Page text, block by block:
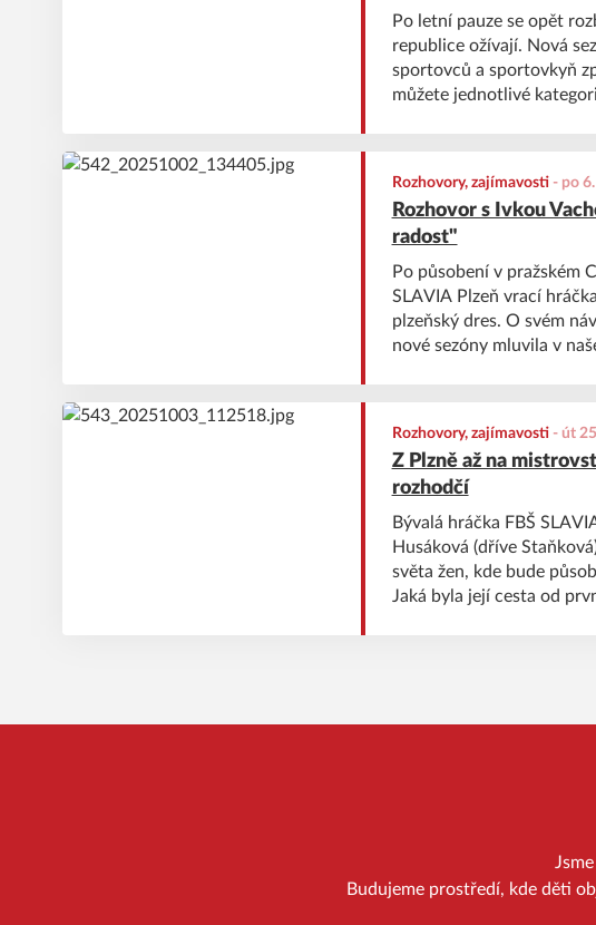
Po letní pauze se opět
republice ožívají. Nová
sportovců a sportovkyň
můžete jednotlivé
Rozhovory, zajímavosti - po
Rozhovor s Ivkou
radost"
Po působení v pražském
SLAVIA Plzeň vrací
plzeňský dres. O svém
nové sezóny mluvila v
Rozhovory, zajímavosti - út
Z Plzně až na
rozhodčí
Bývalá hráčka FBŠ
Husáková (dříve
světa žen, kde bude
Jaká byla její cesta od
Budujeme prostředí, kde děti